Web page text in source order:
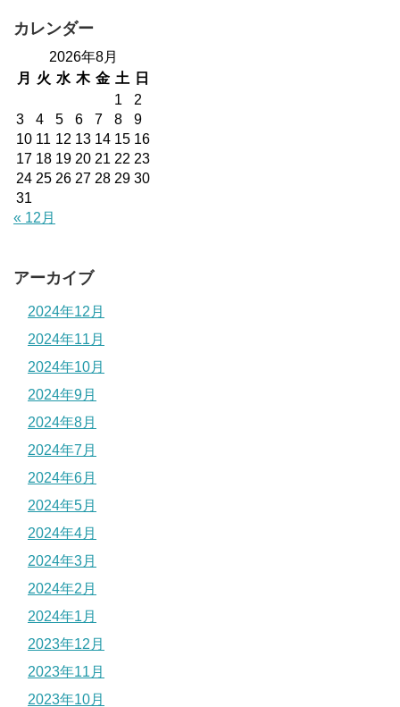
カレンダー
2026年8月
月
火 水 木 金 土
日
1
2
3
4 5 6 7 8
9
10 11 12 13 14 15 16
17 18 19 20 21 22 23
24 25 26 27 28 29 30
31
« 12月
アーカイブ
2024年12月
2024年11月
2024年10月
2024年9月
2024年8月
2024年7月
2024年6月
2024年5月
2024年4月
2024年3月
2024年2月
2024年1月
2023年12月
2023年11月
2023年10月